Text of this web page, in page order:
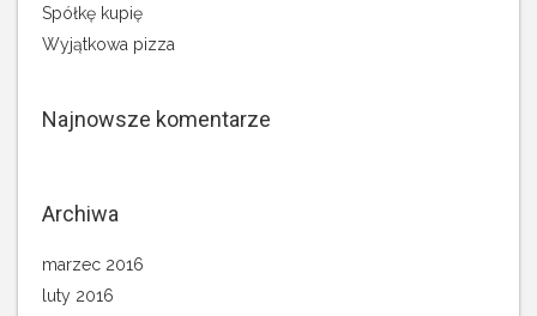
Spółkę kupię
Wyjątkowa pizza
Najnowsze komentarze
Archiwa
marzec 2016
luty 2016